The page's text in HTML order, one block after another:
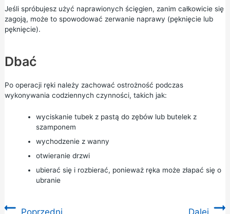
Jeśli spróbujesz użyć naprawionych ścięgien, zanim całkowicie się
zagoją, może to spowodować zerwanie naprawy (pęknięcie lub
pęknięcie).
Dbać
Po operacji ręki należy zachować ostrożność podczas
wykonywania codziennych czynności, takich jak:
wyciskanie tubek z pastą do zębów lub butelek z
szamponem
wychodzenie z wanny
otwieranie drzwi
ubierać się i rozbierać, ponieważ ręka może złapać się o
ubranie
Poprzedni Dalej